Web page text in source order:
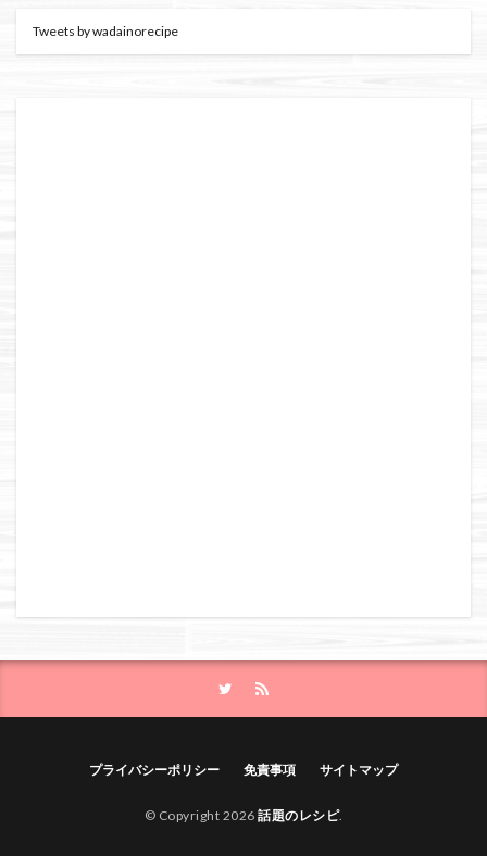
Tweets by wadainorecipe
プライバシーポリシー 免責事項 サイトマップ
© Copyright 2026 話題のレシピ.